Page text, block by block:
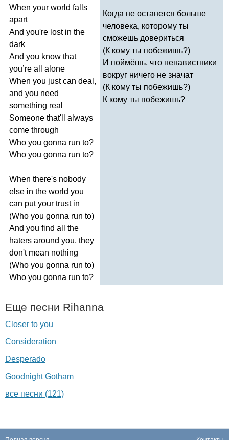
When your world falls
apart
And you're lost in the
dark
And you know that
you’re all
alone
When you just can deal ,
and you need
something real
Someone that'll
always
come through
Who you gonna run to?
Who you gonna run to?
When there's nobody
else in the world you
can put your trust in
(Who you gonna run to)
And you find all
the
haters around you, they
don't mean nothing
(Who you gonna run to)
Who you gonna run to?
Когда не останется больше
человека, которому ты
сможешь довериться
(К кому ты побежишь?)
И поймёшь, что ненавистники
вокруг ничего не значат
(К кому ты побежишь?)
К кому ты побежишь?
Еще песни Rihanna
Closer to you
Consideration
Desperado
Goodnight Gotham
все песни (121)